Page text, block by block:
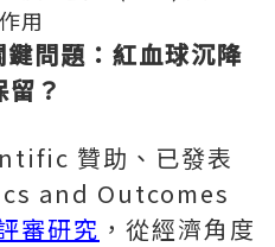
用
問題：紅血球沉降
？
贊助、已發表
and Outcomes
審研究 ，從經濟角度